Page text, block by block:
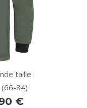
taille
84)
€